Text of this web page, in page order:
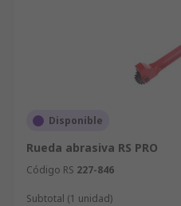
Disponible
Rueda abrasiva RS PRO
Código RS 227-846
Subtotal (1 unidad)